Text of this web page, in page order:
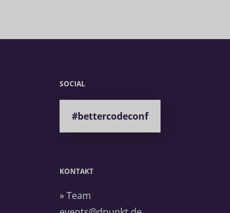
SOCIAL
#bettercodeconf
KONTAKT
» Team